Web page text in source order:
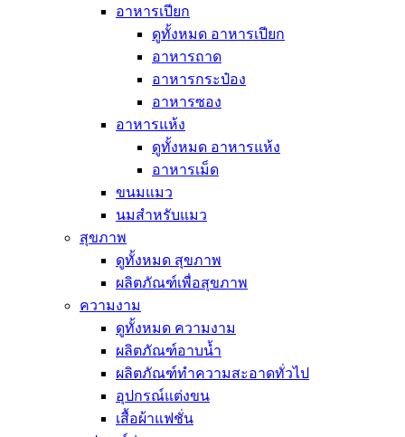
อาหารเปียก
ดูทั้งหมด อาหารเปียก
อาหารถาด
อาหารกระป๋อง
อาหารซอง
อาหารแห้ง
ดูทั้งหมด อาหารแห้ง
อาหารเม็ด
ขนมแมว
นมสำหรับแมว
สุขภาพ
ดูทั้งหมด สุขภาพ
ผลิตภัณฑ์เพื่อสุขภาพ
ความงาม
ดูทั้งหมด ความงาม
ผลิตภัณฑ์อาบน้ำ
ผลิตภัณฑ์ทำความสะอาดทั่วไป
อุปกรณ์แต่งขน
เสื้อผ้าแฟชั่น